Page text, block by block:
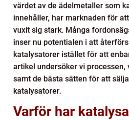
värdet av de ädelmetaller som
innehåller, har marknaden för
vuxit sig stark. Många
inser nu potentialen i att
katalysatorer istället för att
artikel undersöker vi processen,
samt de bästa sätten för att
katalysatorer.
Varför har